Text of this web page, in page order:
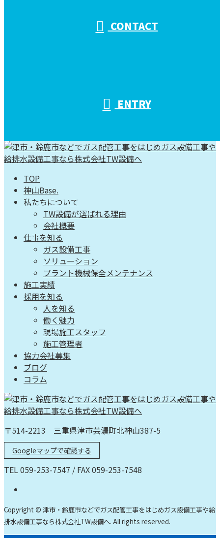
CONTACT
ENTRY
TOP
神山Base.
私たちについて
TW設備が選ばれる理由
会社概要
仕事を知る
ガス設備工事
ソリューション
プラント機械保全メンテナンス
施工実績
採用を知る
人を知る
働く魅力
現場施工スタッフ
施工管理者
協力会社募集
ブログ
コラム
〒514-2213 三重県津市芸濃町北神山387-5
Googleマップで確認する
TEL 059-253-7547 / FAX 059-253-7548
Copyright © 津市・鈴鹿市などでガス配管工事をはじめガス設備工事や給
排水設備工事なら株式会社TW設備へ. All rights reserved.